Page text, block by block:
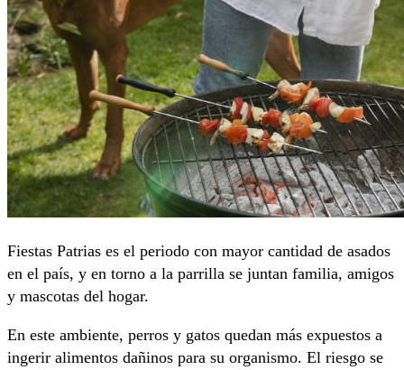
Fiestas Patrias es el periodo con mayor cantidad de asados
en el país, y en torno a la parrilla se juntan familia, amigos
y mascotas del hogar.
En este ambiente, perros y gatos quedan más expuestos a
ingerir alimentos dañinos para su organismo. El riesgo se